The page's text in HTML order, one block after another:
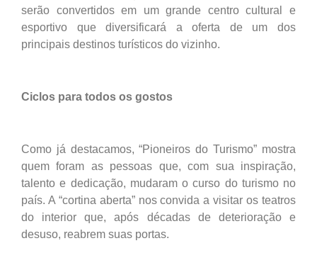
serão convertidos em um grande centro cultural e
esportivo que diversificará a oferta de um dos
principais destinos turísticos do vizinho.
Ciclos para todos os gostos
Como já destacamos, “Pioneiros do Turismo” mostra
quem foram as pessoas que, com sua inspiração,
talento e dedicação, mudaram o curso do turismo no
país. A “cortina aberta” nos convida a visitar os teatros
do interior que, após décadas de deterioração e
desuso, reabrem suas portas.